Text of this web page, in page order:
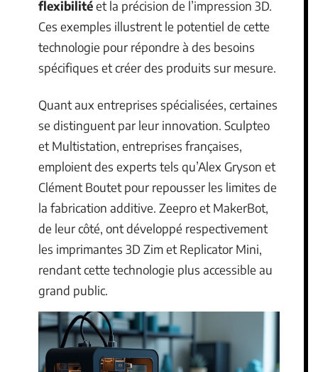
flexibilitéet la précision de l’impression 3D.
Ces exemples illustrent le potentiel de cette
technologie pour répondre à des besoins
spécifiques et créer des produits sur mesure.
Quant aux entreprises spécialisées, certaines
se distinguent par leur innovation. Sculpteo
et Multistation, entreprises françaises,
emploient des experts tels qu’Alex Gryson et
Clément Boutet pour repousser les limites de
la fabrication additive. Zeepro et MakerBot,
de leur côté, ont développé respectivement
les imprimantes 3D Zim et Replicator Mini,
rendant cette technologie plus accessible au
grand public.